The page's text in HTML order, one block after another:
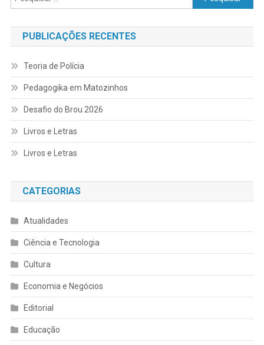
por:
PUBLICAÇÕES RECENTES
Teoria de Polícia
Pedagogika em Matozinhos
Desafio do Brou 2026
Livros e Letras
Livros e Letras
CATEGORIAS
Atualidades
Ciência e Tecnologia
Cultura
Economia e Negócios
Editorial
Educação